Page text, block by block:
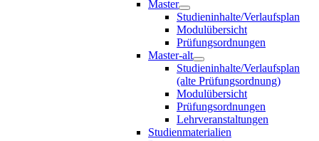
Master
Studieninhalte/Verlaufsplan
Modulübersicht
Prüfungsordnungen
Master-alt
Studieninhalte/Verlaufsplan
(alte Prüfungsordnung)
Modulübersicht
Prüfungsordnungen
Lehrveranstaltungen
Studienmaterialien